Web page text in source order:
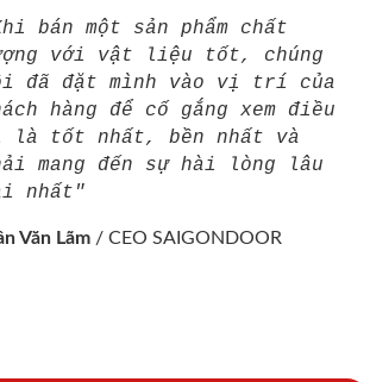
bán một sản phẩm chất
với vật liệu tốt, chúng
đã đặt mình vào vị trí của
hàng để cố gắng xem điều
là tốt nhất, bền nhất và
mang đến sự hài lòng lâu
nhất"
Văn Lãm / CEO SAIGONDOOR